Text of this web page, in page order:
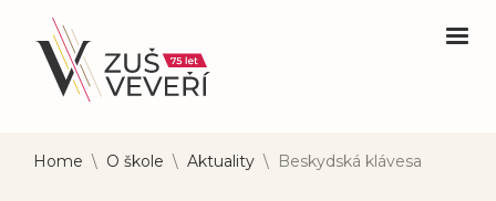
Home \ O škole \ Aktuality \ Beskydská klávesa